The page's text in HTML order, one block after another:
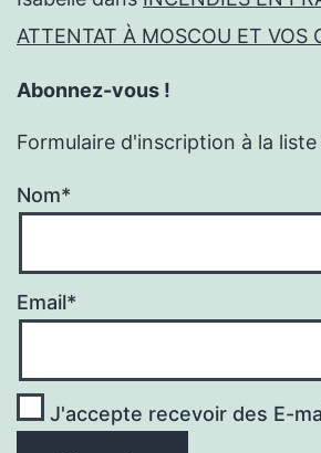
ATTENTAT À MOSCOU ET VOS
Abonnez-vous !
Formulaire d'inscription à la
Nom*
Email*
J'accepte recevoir des E-